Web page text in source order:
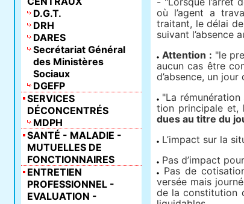
où l’agent a
traitant, le délai
suivant l’absence
Attention : "le
aucun cas être
d’absence, un
"La
tion prin­ci­pale et,
dues au titre du
L’impact sur la
Pas d’impact
Pas de
versée mais
de la constitution
D.G.T.
DRH
DARES
Secrétariat Général
des Ministères
Sociaux
DGEFP
SERVICES
DÉCONCENTRÉS
MDPH
SANTÉ - MALADIE -
MUTUELLES DE
FONCTIONNAIRES
ENTRETIEN
PROFESSIONNEL -
EVALUATION -